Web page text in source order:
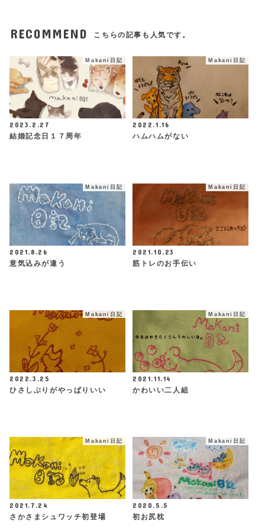
RECOMMEND こちらの記事も人気です。
Makani日記
2023.2.27
結婚記念日１７周年
Makani日記
2022.1.16
ハムハムがない
Makani日記
2021.8.26
意気込みが違う
Makani日記
2021.10.23
筋トレのお手伝い
Makani日記
2022.3.25
ひさしぶりがやっぱりいい
Makani日記
2021.11.14
かわいい二人組
Makani日記
2021.7.24
さかさまシュワッチ初登場
Makani日記
2020.5.5
初お尻枕